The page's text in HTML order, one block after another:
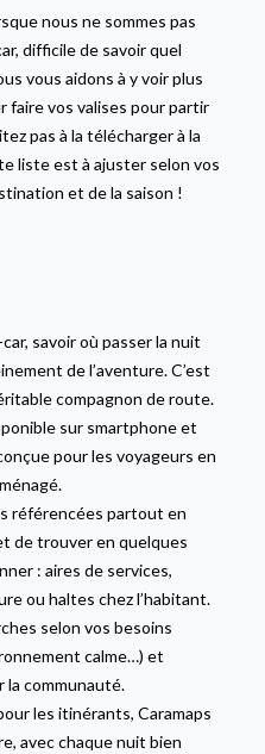
nous ne sommes pas
difficile de savoir quel
vous aidons à y voir plus
faire vos valises pour partir
pas à la télécharger à la
liste est à ajuster selon vos
et de la saison !
savoir où passer la nuit
de l’aventure. C’est
compagnon de route.
sur smartphone et
pour les voyageurs en
référencées partout en
de trouver en quelques
: aires de services,
ou haltes chez l’habitant.
selon vos besoins
calme…) et
la communauté.
les itinérants, Caramaps
avec chaque nuit bien